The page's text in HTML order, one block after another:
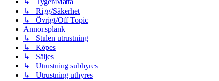
↳ Rigg/Säkerhet
↳ Övrigt/Off Topic
Annonsplank
↳ Stulen utrustning
↳ Köpes
↳ Säljes
↳ Utrustning subhyres
↳ Utrustning uthyres